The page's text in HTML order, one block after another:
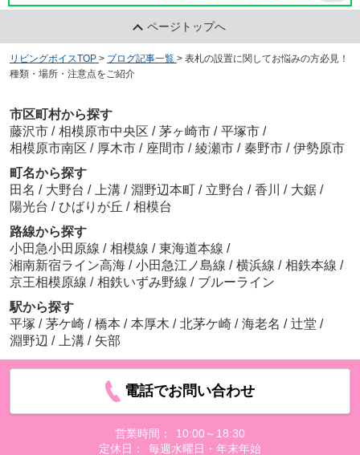
ページトップへ
リビングボイスTOP > ブログ記事一覧 > 表札の設置に関してお悩みの方必見！
種類・場所・注意点をご紹介
市区町村から探す
藤沢市 / 相模原市中央区 / 茅ヶ崎市 / 平塚市 /
相模原市南区 / 厚木市 / 座間市 / 綾瀬市 / 秦野市 / 伊勢原市
町名から探す
田名 / 大野台 / 上溝 / 淵野辺本町 / 立野台 / 香川 / 大鋸 /
陽光台 / ひばりが丘 / 相模台
路線から探す
小田急小田原線 / 相模線 / 東海道本線 /
湘南新宿ライン高海 / 小田急江ノ島線 / 横浜線 / 相鉄本線 /
京王相模原線 / 相鉄いずみ野線 / ブルーライン
駅から探す
平塚 / 茅ケ崎 / 橋本 / 本厚木 / 北茅ケ崎 / 海老名 / 辻堂 /
淵野辺 / 上溝 / 矢部
電話でお問い合わせ
営業時間：
10:00～18:30
定休日：
毎週水曜日・年末年始